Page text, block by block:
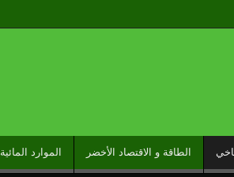
الطاقة و الاقتصاد الأخضر الموارد المائية